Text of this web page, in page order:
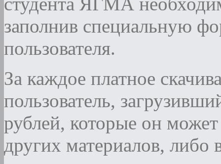
заполнив специальную
пользователя.
За каждое платное
пользователь,
рублей, которые он
других материалов, либо